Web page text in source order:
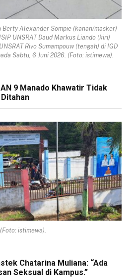
Berty Alexander Sompie (kanan/masker)
UNSRAT Daud Markus Liando (kiri)
Rivo Sumampouw (tengah) di IGD
Sabtu, 6 Juni 2026. (Foto: istimewa).
9 Manado Khawatir Tidak
(Foto: istimewa).
Chatarina Muliana: “Ada
Seksual di Kampus.”